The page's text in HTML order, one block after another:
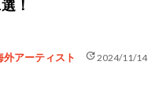
！
アーティスト update2024/11/14